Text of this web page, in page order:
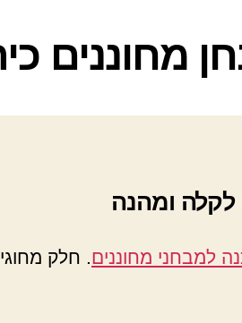
מחוננים
לקלה ומהנה
למבחני מחוננים. חלק מחוגי